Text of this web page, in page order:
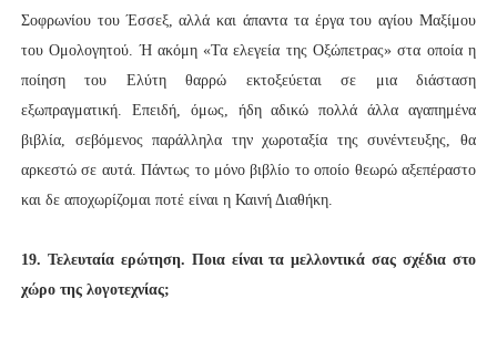
Σοφρωνίου του Έσσεξ, αλλά και άπαντα τα έργα του αγίου Μαξίμου
του Ομολογητού. Ή ακόμη «Τα ελεγεία της Οξώπετρας» στα οποία η
ποίηση του Ελύτη θαρρώ εκτοξεύεται σε μια διάσταση
εξωπραγματική. Επειδή, όμως, ήδη αδικώ πολλά άλλα αγαπημένα
βιβλία, σεβόμενος παράλληλα την χωροταξία της συνέντευξης, θα
αρκεστώ σε αυτά. Πάντως το μόνο βιβλίο το οποίο θεωρώ αξεπέραστο
και δε αποχωρίζομαι ποτέ είναι η Καινή Διαθήκη.
19. Τελευταία ερώτηση. Ποια είναι τα μελλοντικά σας σχέδια στο
χώρο της λογοτεχνίας;